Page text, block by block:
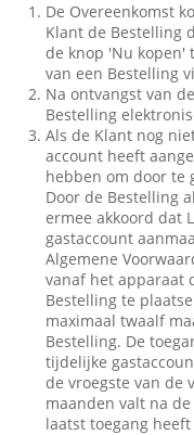
De Overeenkomst
Klant de Bestelling
de knop 'Nu kopen'
van een Bestelling
Na ontvangst van
Bestelling
Als de Klant nog
account heeft
hebben om door te
Door de Bestelling
ermee akkoord dat
gastaccount
Algemene
vanaf het apparaat
Bestelling te
maximaal twaalf
Bestelling. De
tijdelijke
de vroegste van de
maanden valt na
laatst toegang